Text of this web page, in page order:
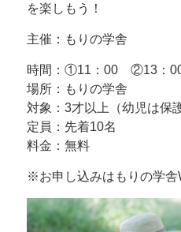
を楽しもう！
主催：もりの学舎
時間：①11：00 ②13：
場所：もりの学舎
対象：3才以上（幼児は保
定員：先着10名
料金：無料
※お申し込みはもりの学舎